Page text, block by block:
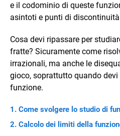
e il codominio di queste
asintoti e punti di
Cosa devi ripassare per
fratte? Sicuramente come
irrazionali, ma anche le
gioco, soprattutto quando
funzione.
Come svolgere lo studio di
Calcolo dei limiti della